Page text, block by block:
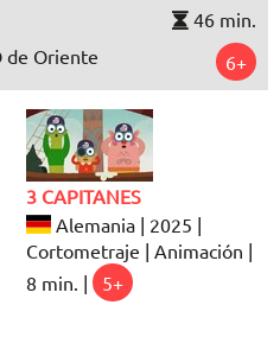
46 min.
de Oriente
6+
3 CAPITANES
Alemania | 2025 |
Cortometraje | Animación |
8 min. |
5+